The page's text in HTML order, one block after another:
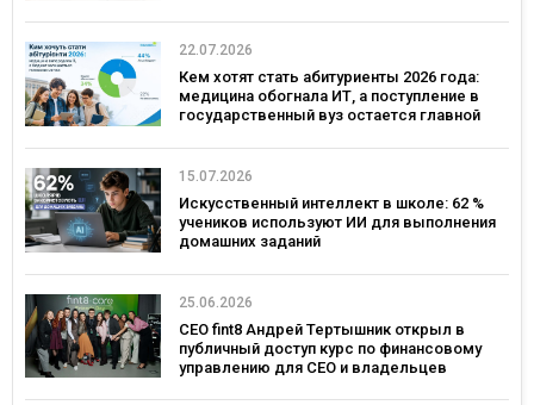
22.07.2026
Кем хотят стать абитуриенты 2026 года:
медицина обогнала ИТ, а поступление в
государственный вуз остается главной
15.07.2026
Искусственный интеллект в школе: 62 %
учеников используют ИИ для выполнения
домашних заданий
25.06.2026
CEO fint8 Андрей Тертышник открыл в
публичный доступ курс по финансовому
управлению для CEO и владельцев